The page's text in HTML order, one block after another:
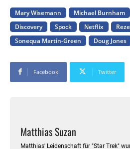
Mary Wisemann Michael Burnham
Discovery
Spock Netflix
Sonequa Martin-Green
Doug Jones
Facebook Twitter
Matthias Suzan
Matthias' Leidenschaft für "Star Trek"